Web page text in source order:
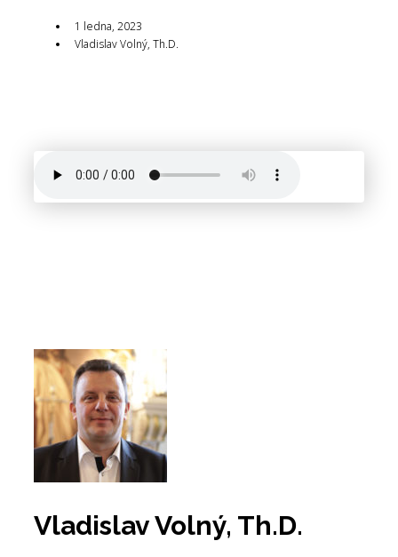
1 ledna, 2023
Vladislav Volný, Th.D.
Vladislav Volný, Th.D.